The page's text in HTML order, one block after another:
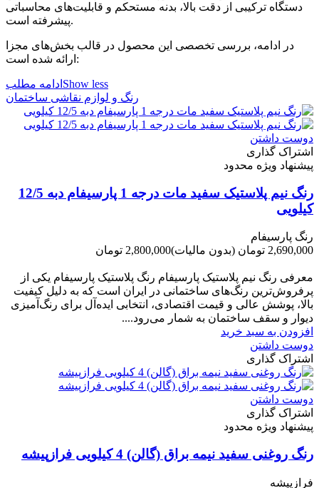
دستگاه ترکیبی از دقت بالا، بدنه مستحکم و قابلیت‌های محاسباتی
پیشرفته است.
در ادامه، بررسی تخصصی این محصول در قالب بخش‌های مجزا
ارائه شده است:
ادامه مطلب Show less
رنگ و لوازم نقاشی ساختمان
دوست داشتن
اشتراک گذاری
پیشنهاد ویژه محدود
رنگ نیم پلاستیک سفید مات درجه 1 پارسیفام دبه 12/5
کیلویی
رنگ پارسیفام
2,690,000 تومان
(بدون مالیات)2,800,000 تومان
معرفی رنگ نیم پلاستیک پارسیفام رنگ پلاستیک پارسیفام یکی از
پرفروش‌ترین رنگ‌های ساختمانی در ایران است که به دلیل کیفیت
بالا، پوشش عالی و قیمت اقتصادی، انتخابی ایده‌آل برای رنگ‌آمیزی
دیوار و سقف ساختمان به شمار می‌رود....
افزودن به سبد خرید
دوست داشتن
اشتراک گذاری
دوست داشتن
اشتراک گذاری
پیشنهاد ویژه محدود
رنگ روغنی سفید نیمه براق (گالن) 4 کیلویی فرازپیشه
فرازپیشه